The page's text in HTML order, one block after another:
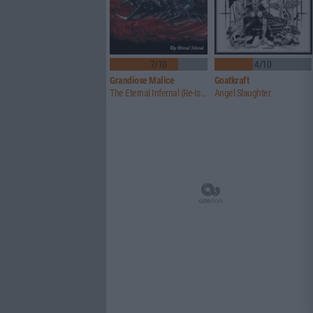
7/10
Grandiose Malice
The Eternal Infernal (Re-Issue)
4/10
Goatkraft
Angel Slaughter